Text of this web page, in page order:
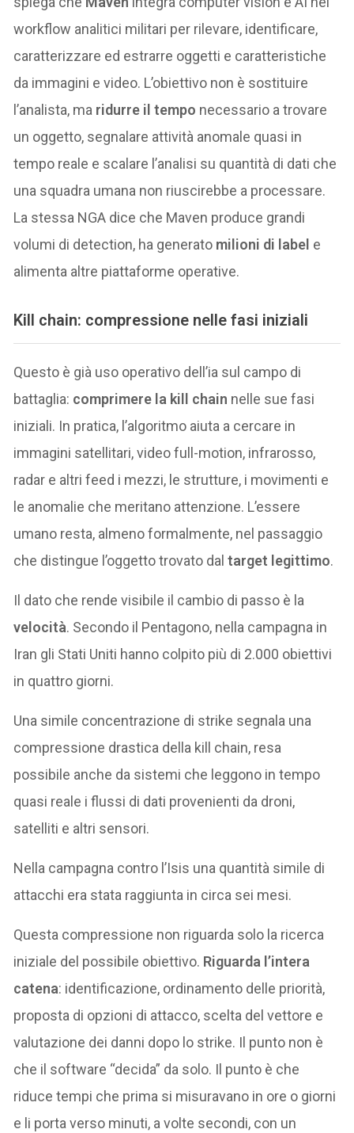
workflow analitici militari per rilevare, identificare,
caratterizzare ed estrarre oggetti e caratteristiche
da immagini e video. L’obiettivo non è sostituire
l’analista, ma ridurre il tempo necessario a trovare
un oggetto, segnalare attività anomale quasi in
tempo reale e scalare l’analisi su quantità di dati che
una squadra umana non riuscirebbe a processare.
La stessa NGA dice che Maven produce grandi
volumi di detection, ha generato milioni di label e
alimenta altre piattaforme operative.
Kill chain: compressione nelle fasi iniziali
Questo è già uso operativo dell’ia sul campo di
battaglia: comprimere la kill chain nelle sue fasi
iniziali. In pratica, l’algoritmo aiuta a cercare in
immagini satellitari, video full-motion, infrarosso,
radar e altri feed i mezzi, le strutture, i movimenti e
le anomalie che meritano attenzione. L’essere
umano resta, almeno formalmente, nel passaggio
che distingue l’oggetto trovato daltarget legittimo.
Il dato che rende visibile il cambio di passo è la
velocità. Secondo il Pentagono, nella campagna in
Iran gli Stati Uniti hanno colpito più di 2.000 obiettivi
in quattro giorni.
Una simile concentrazione di strike segnala una
compressione drastica della kill chain, resa
possibile anche da sistemi che leggono in tempo
quasi reale i flussi di dati provenienti da droni,
satelliti e altri sensori.
Nella campagna contro l’Isis una quantità simile di
attacchi era stata raggiunta in circa sei mesi.
Questa compressione non riguarda solo la ricerca
iniziale del possibile obiettivo. Riguarda l’intera
catena: identificazione, ordinamento delle priorità,
proposta di opzioni di attacco, scelta del vettore e
valutazione dei danni dopo lo strike. Il punto non è
che il software “decida” da solo. Il punto è che
riduce tempi che prima si misuravano in ore o giorni
e li porta verso minuti, a volte secondi, con un